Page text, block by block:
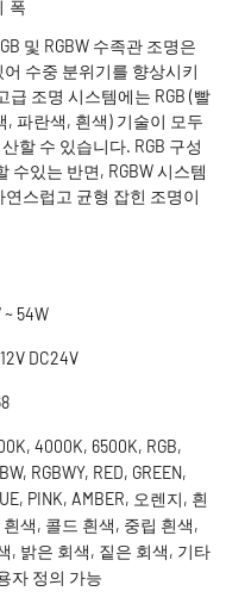
폭
및 RGBW 수족관 조명은
어 수중 분위기를 향상시키
조명 시스템에는 RGB (빨
, 파란색, 흰색) 기술이 모두
할 수 있습니다. RGB 구성
수있는 반면, RGBW 시스템
스럽고 균형 잡힌 조명이
~ 54W
DC24V
4000K, 6500K, RGB,
RGBWY, RED, GREEN,
PINK, AMBER, 오렌지, 흰
흰색, 콜드 흰색, 중립 흰색,
, 밝은 회색, 짙은 회색, 기타
자 정의 가능